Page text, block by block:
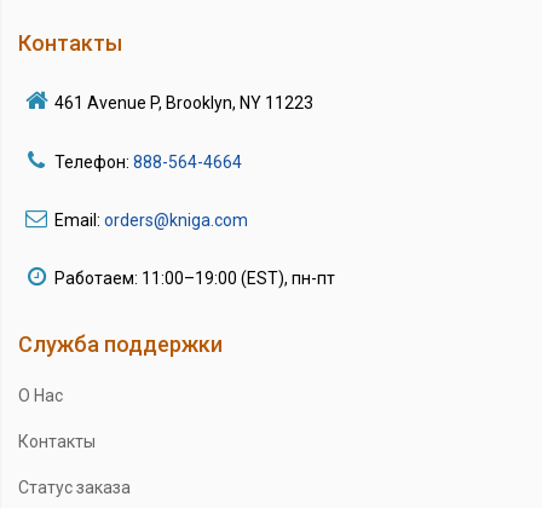
Контакты
461 Avenue P, Brooklyn, NY 11223
Телефон: 888-564-4664
Email: orders@kniga.com
Работаем: 11:00–19:00 (EST), пн-пт
Служба поддержки
О Нас
Контакты
Статус заказа